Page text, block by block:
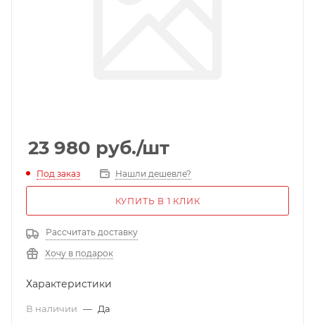
23 980 руб./шт
Под заказ Нашли дешевле?
КУПИТЬ В 1 КЛИК
Рассчитать доставку
Хочу в подарок
Характеристики
В наличии — Да